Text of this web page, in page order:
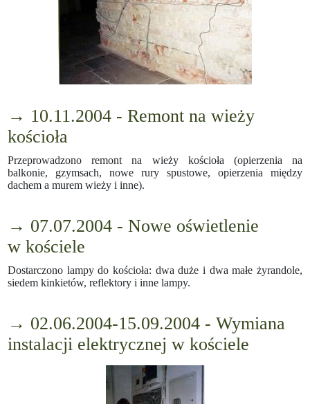
→ 10.11.2004 - Remont na wieży
kościoła
Przeprowadzono remont na wieży kościoła (opierzenia na
balkonie, gzymsach, nowe rury spustowe, opierzenia między
dachem a murem wieży i inne).
→ 07.07.2004 - Nowe oświetlenie
w kościele
Dostarczono lampy do kościoła: dwa duże i dwa małe żyrandole,
siedem kinkietów, reflektory i inne lampy.
→ 02.06.2004-15.09.2004 - Wymiana
instalacji elektrycznej w kościele